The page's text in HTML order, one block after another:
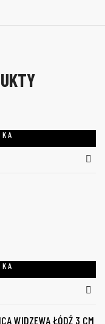
WIDZEWA ŁÓDŹ 3 CM